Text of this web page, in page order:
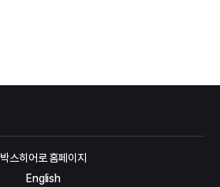
박스히어로 홈페이지
English